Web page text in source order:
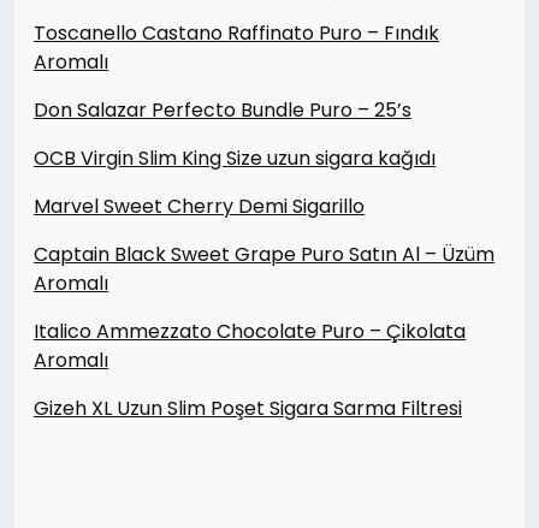
Toscanello Castano Raffinato Puro – Fındık
Aromalı
Don Salazar Perfecto Bundle Puro – 25’s
OCB Virgin Slim King Size uzun sigara kağıdı
Marvel Sweet Cherry Demi Sigarillo
Captain Black Sweet Grape Puro Satın Al – Üzüm
Aromalı
Italico Ammezzato Chocolate Puro – Çikolata
Aromalı
Gizeh XL Uzun Slim Poşet Sigara Sarma Filtresi